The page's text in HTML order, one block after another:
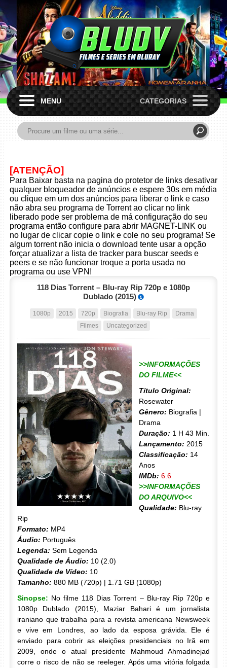
MENU CATEGORIAS
[ATENÇÃO]
Para Baixar basta na pagina do protetor de links desativar
qualquer bloqueador de anúncios e espere 30s em média
ou clique em um dos anúncios para liberar o link e caso
não abra seu programa de Torrent ao clicar no link
liberado pode ser problema de má configuração do seu
programa então configure para abrir MAGNET-LINK ou
no lugar de clicar copie o link e cole no seu programa! Se
algum torrent não inicia o download tente usar a opção
forçar atualizar a lista de tracker para buscar seeds e
peers e se não funcionar troque a porta usada no
programa ou use VPN!
118 Dias Torrent – Blu-ray Rip 720p e 1080p
Dublado (2015)
1080p 2015 720p Biografia Blu-ray Rip
Drama
Filmes
Uncategorized
>>INFORMAÇÕES
DO FILME<<
Título Original:
Rosewater
Gênero: Biografia |
Drama
Duração: 1 H 43 Min.
Lançamento: 2015
Classificação: 14
Anos
IMDb: 6.6
>>INFORMAÇÕES
DO ARQUIVO<<
Qualidade: Blu-ray
Rip
Formato: MP4
Áudio: Português
Legenda: Sem Legenda
Qualidade de Áudio: 10 (2.0)
Qualidade de Vídeo: 10
Tamanho: 880 MB (720p) | 1.71 GB (1080p)
Sinopse: No filme 118 Dias Torrent – Blu-ray Rip 720p e
1080p Dublado (2015), Maziar Bahari é um jornalista
iraniano que trabalha para a revista americana Newsweek
e vive em Londres, ao lado da esposa grávida. Ele é
enviado para cobrir as eleições presidenciais no Irã em
2009, onde o atual presidente Mahmoud Ahmadinejad
corre o risco de não se reeleger. Após uma vitória folgada